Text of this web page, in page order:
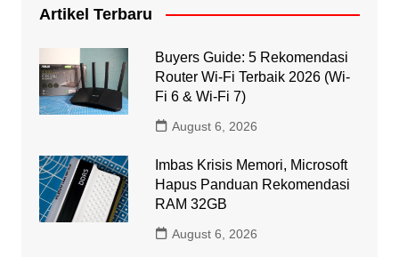
Artikel Terbaru
Buyers Guide: 5 Rekomendasi
Router Wi-Fi Terbaik 2026 (Wi-
Fi 6 & Wi-Fi 7)
August 6, 2026
Imbas Krisis Memori, Microsoft
Hapus Panduan Rekomendasi
RAM 32GB
August 6, 2026